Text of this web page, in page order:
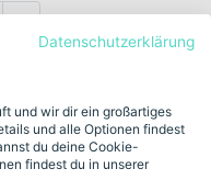
Next
vielseitig
h nach EU-
Datenschutzerklärung
und wir dir ein großartiges
und alle Optionen findest
du deine Cookie-
findest du in unserer